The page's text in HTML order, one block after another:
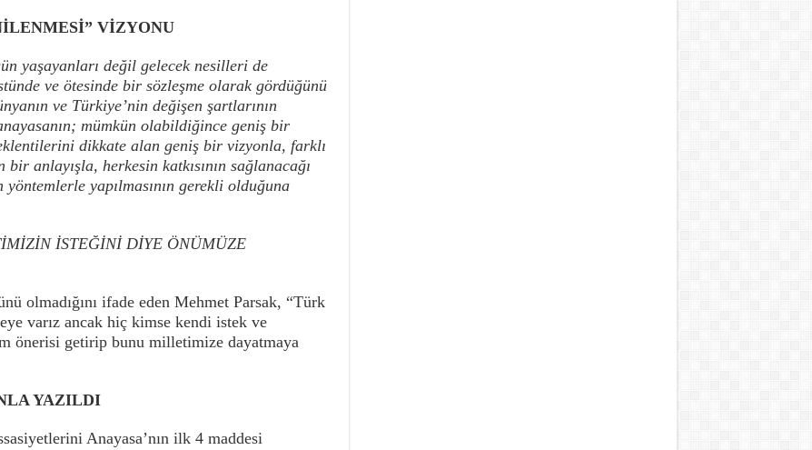
VİZYONU
yaşayanları değil gelecek nesilleri de
ve ötesinde bir sözleşme olarak gördüğünü
ve Türkiye’nin değişen şartlarının
mümkün olabildiğince geniş bir
dikkate alan geniş bir vizyonla, farklı
anlayışla, herkesin katkısının sağlanacağı
yapılmasının gerekli olduğuna
İSTEĞİNİ DİYE ÖNÜMÜZE
olmadığını ifade eden Mehmet Parsak, “Türk
varız ancak hiç kimse kendi istek ve
önerisi getirip bunu milletimize dayatmaya
YAZILDI
Anayasa’nın ilk 4 maddesi